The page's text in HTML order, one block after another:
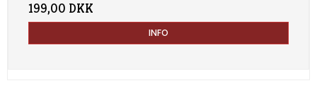
199,00 DKK
INFO